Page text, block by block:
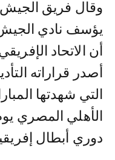
وقال فريق الجيش الملكي في بلاغ له :«
يؤسف نادي
أن الاتحاد
أصدر قراراته
التي شهدتها
دوري أبطال